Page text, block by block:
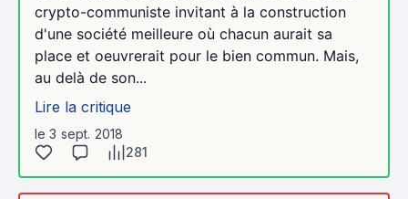
crypto-communiste invitant à la construction
d'une société meilleure où chacun aurait sa
place et oeuvrerait pour le bien commun. Mais,
au delà de son...
Lire la critique
le 3 sept. 2018
281